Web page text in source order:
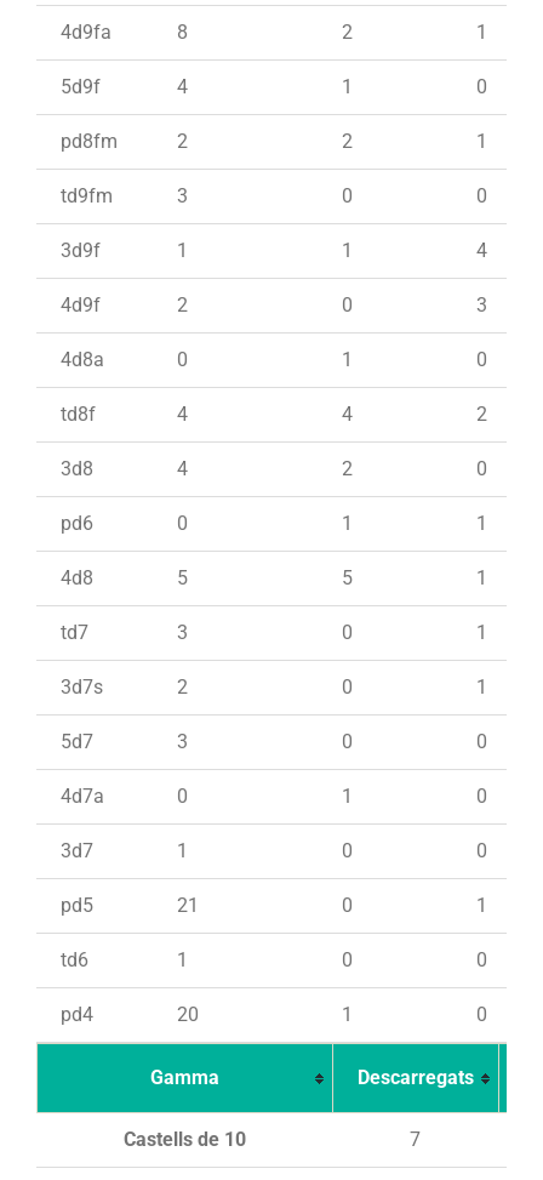
4d9fa 8 2 1
5d9f 4 1 0
pd8fm 2 2 1
td9fm 3 0 0
3d9f 1 1 4
4d9f 2 0 3
4d8a 0 1 0
td8f 4 4 2
3d8 4 2 0
pd6 0 1 1
4d8 5 5 1
td7 3 0 1
3d7s 2 0 1
5d7 3 0 0
4d7a 0 1 0
3d7 1 0 0
pd5 21 0 1
td6 1 0 0
pd4 20 1 0
Gamma Descarregats
Castells de 10 7